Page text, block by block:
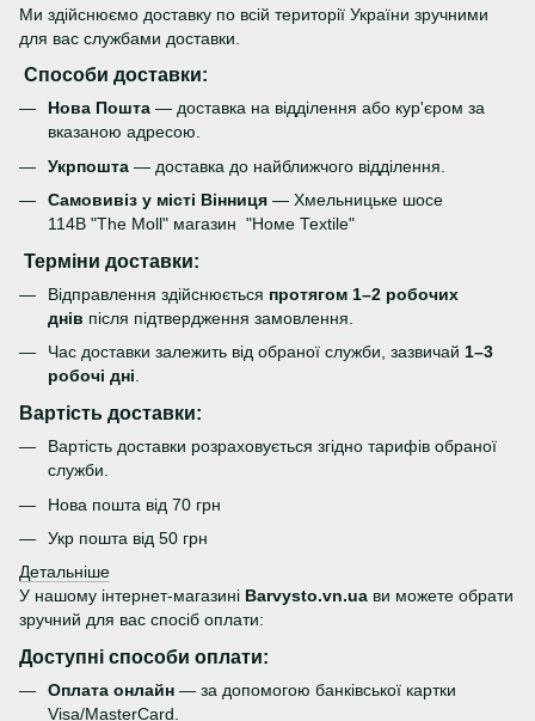
Ми здійснюємо доставку по всій території України зручними
для вас службами доставки.
Способи доставки:
Нова Пошта — доставка на відділення або кур'єром за
вказаною адресою.
Укрпошта — доставка до найближчого відділення.
Самовивіз у місті Вінниця — Хмельницьке шосе
114В "The Moll" магазин "Номе Теxtile"
Терміни доставки:
Відправлення здійснюється протягом 1–2 робочих
днів після підтвердження замовлення.
Час доставки залежить від обраної служби, зазвичай 1–3
робочі дні.
Вартість доставки:
Вартість доставки розраховується згідно тарифів обраної
служби.
Нова пошта від 70 грн
Укр пошта від 50 грн
Детальніше
У нашому інтернет-магазині Barvysto.vn.ua ви можете обрати
зручний для вас спосіб оплати:
Доступні способи оплати:
Оплата онлайн — за допомогою банківської картки
Visa/MasterCard.